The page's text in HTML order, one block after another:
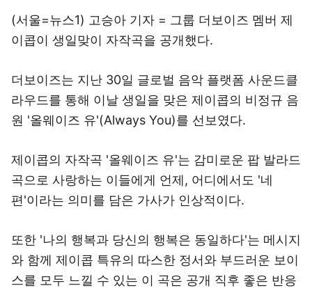
(서울=뉴스1) 고승아 기자 = 그룹 더보이즈 멤버 제
이콥이 생일맞이 자작곡을 공개했다.
더보이즈는 지난 30일 글로벌 음악 플랫폼 사운드클
라우드를 통해 이날 생일을 맞은 제이콥의 비정규 음
원 '올웨이즈 유'(Always You)를 선보였다.
제이콥의 자작곡 '올웨이즈 유'는 감미로운 팝 발라드
곡으로 사랑하는 이들에게 언제, 어디에서도 '네
편'이라는 의미를 담은 가사가 인상적이다.
또한 '나의 행복과 당신의 행복은 동일하다'는 메시지
와 함께 제이콥 특유의 따스한 정서와 부드러운 보이
스를 모두 느낄 수 있는 이 곡은 공개 직후 좋은 반응